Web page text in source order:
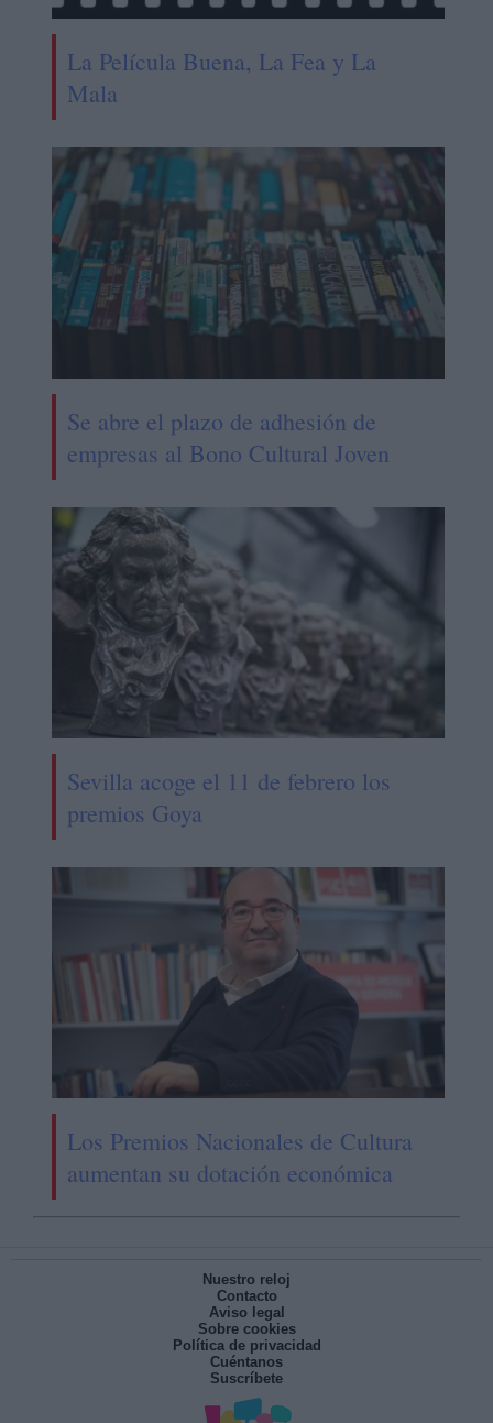
La Película Buena, La Fea y La
Mala
Se abre el plazo de adhesión de
empresas al Bono Cultural Joven
Sevilla acoge el 11 de febrero los
premios Goya
Los Premios Nacionales de Cultura
aumentan su dotación económica
Nuestro reloj
Contacto
Aviso legal
Sobre cookies
Política de privacidad
Cuéntanos
Suscríbete